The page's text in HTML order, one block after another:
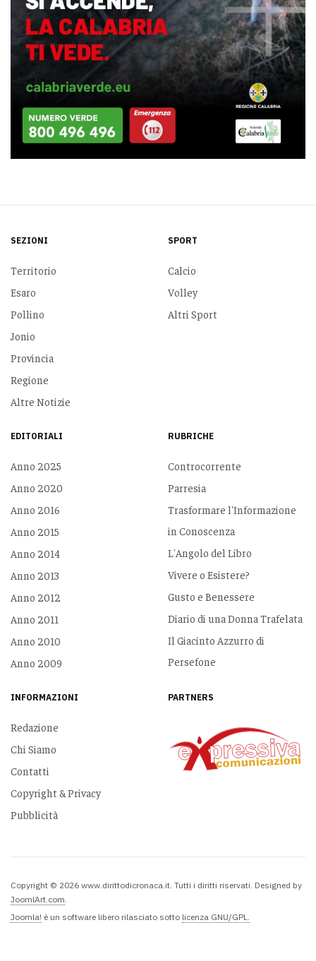
SEZIONI
Territorio
Esaro
Pollino
Jonio
Provincia
Regione
Altre Notizie
SPORT
Calcio
Volley
Altri Sport
EDITORIALI
Anno 2025
Anno 2020
Anno 2016
Anno 2015
Anno 2014
Anno 2013
Anno 2012
Anno 2011
Anno 2010
Anno 2009
RUBRICHE
Controcorrente
Parresia
Trasformare l'Informazione
in Conoscenza
L'Angolo del Libro
Vivere o Esistere?
Gusto e Benessere
Diario di una Donna Trafelata
Il Giacinto Azzurro di
Persefone
INFORMAZIONI
Redazione
Chi Siamo
Contatti
Copyright & Privacy
Pubblicità
PARTNERS
Copyright © 2026 www.dirittodicronaca.it. Tutti i diritti riservati. Designed by
JoomlArt.com
Joomla! è un software libero rilasciato sotto licenza GNU/GPL.